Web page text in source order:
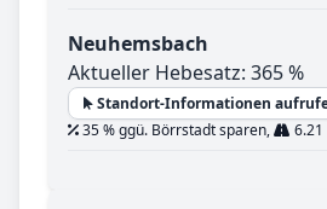
Neuhemsbach
Aktueller Hebesatz: 365 %
Standort-Informationen
35 % ggü. Börrstadt sparen,